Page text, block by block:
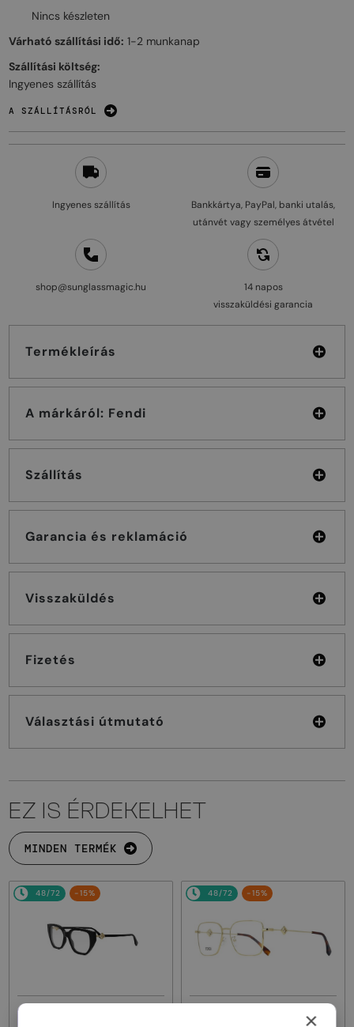
Ingyenes szállítás
Bankkártya, PayPal, banki utalás,
utánvét vagy személyes átvétel
shop@sunglassmagic.hu
14 napos
visszaküldési garancia
Termékleírás
A márkáról: Fendi
Szállítás
Garancia és reklamáció
Visszaküldés
Fizetés
Választási útmutató
Nincs készleten
Várható szállítási idő: 1-2 munkanap
Szállítási költség:
Ingyenes szállítás
A SZÁLLÍTÁSRÓL
EZ IS ÉRDEKELHET
MINDEN TERMÉK
48/72 -15% 48/72 -15%
×